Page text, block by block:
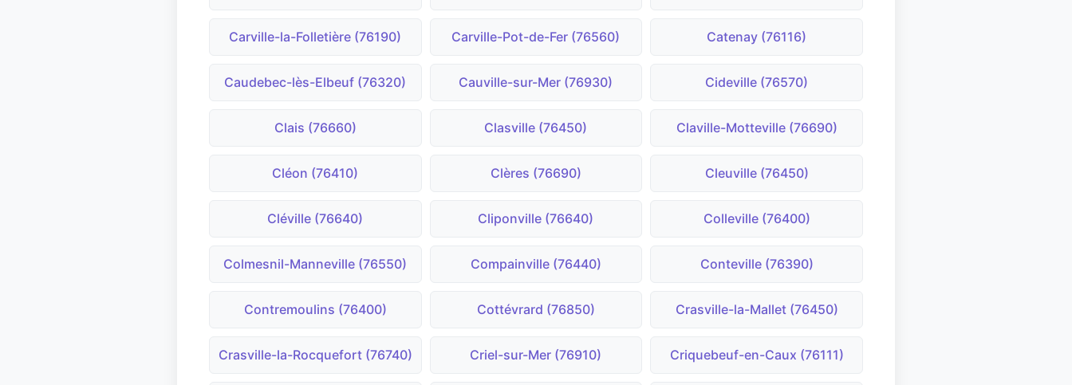
Carville-la-Folletière (76190) Carville-Pot-de-Fer (76560) Catenay (76116)
Caudebec-lès-Elbeuf (76320) Cauville-sur-Mer (76930) Cideville (76570)
Clais (76660) Clasville (76450) Claville-Motteville (76690)
Cléon (76410) Clères (76690) Cleuville (76450)
Cléville (76640) Cliponville (76640) Colleville (76400)
Colmesnil-Manneville (76550) Compainville (76440) Conteville (76390)
Contremoulins (76400) Cottévrard (76850) Crasville-la-Mallet (76450)
Crasville-la-Rocquefort (76740) Criel-sur-Mer (76910) Criquebeuf-en-Caux (76111)